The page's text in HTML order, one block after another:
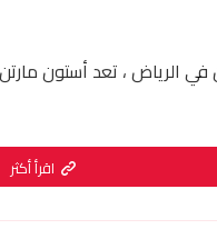
، تعد أستون مارتن
اقرأ أكثر